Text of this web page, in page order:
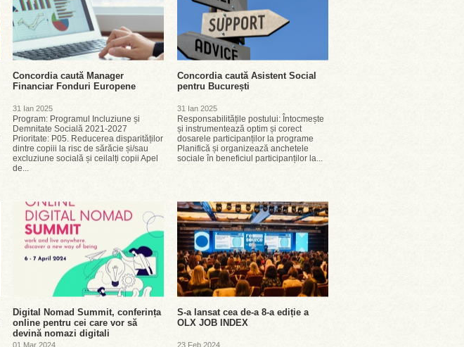
Concordia caută Manager
Financiar Fonduri Europene
31 Ian 2025
Program: Programul Incluziune și
Demnitate Socială 2021-2027
Prioritate: P05. Reducerea disparităților
dintre copiii la risc de sărăcie și/sau
excluziune socială și ceilalți copii Apel
de...
Concordia caută Asistent Social
pentru București
31 Ian 2025
Responsabilitățile postului: Întocmește
și instrumentează optim și corect
dosarele participanților la programe
Planifică și organizează anchetele
sociale în beneficiul participanților la...
Digital Nomad Summit, conferința
online pentru cei care vor să
devină nomazi digitali
01 Mar 2024
S-a lansat cea de-a 8-a ediție a
OLX JOB INDEX
23 Feb 2024